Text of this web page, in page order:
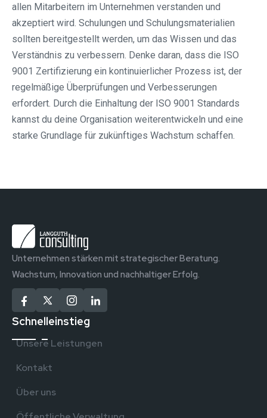
allen Mitarbeitern im Unternehmen verstanden und
akzeptiert wird. Schulungen und Schulungsmaterialien
sollten bereitgestellt werden, um das Wissen und das
Verständnis zu verbessern. Denke daran, dass die ISO
9001 Zertifizierung ein kontinuierlicher Prozess ist, der
regelmäßige Überprüfungen und Verbesserungen
erfordert. Durch die Einhaltung der ISO 9001 Standards
kannst du deine Organisation weiterentwickeln und eine
starke Grundlage für zukünftiges Wachstum schaffen.
Unternehmen stärken mit strategischer Beratung.
Wachstum, Innovation und nachhaltiger Erfolg.
Schnelleinstieg
Unsere Leistungen
Kontakt
Über uns